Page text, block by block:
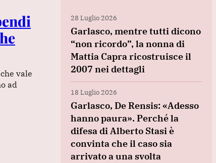
vale
ad
28 Luglio 2026
Garlasco, mentre tutti dicono
“non ricordo”, la nonna di
Mattia Capra ricostruisce il
2007 nei dettagli
18 Luglio 2026
Garlasco, De Rensis: «Adesso
hanno paura». Perché la
difesa di Alberto Stasi è
convinta che il caso sia
arrivato a una svolta